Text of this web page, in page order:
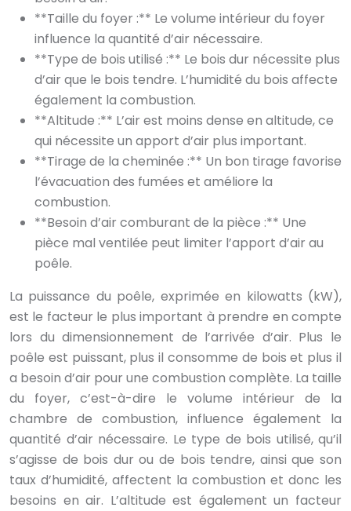
**Taille du foyer :** Le volume intérieur du foyer
influence la quantité d’air nécessaire.
**Type de bois utilisé :** Le bois dur nécessite plus
d’air que le bois tendre. L’humidité du bois affecte
également la combustion.
**Altitude :** L’air est moins dense en altitude, ce
qui nécessite un apport d’air plus important.
**Tirage de la cheminée :** Un bon tirage favorise
l’évacuation des fumées et améliore la
combustion.
**Besoin d’air comburant de la pièce :** Une
pièce mal ventilée peut limiter l’apport d’air au
poêle.
La puissance du poêle, exprimée en kilowatts (kW),
est le facteur le plus important à prendre en compte
lors du dimensionnement de l’arrivée d’air. Plus le
poêle est puissant, plus il consomme de bois et plus il
a besoin d’air pour une combustion complète. La taille
du foyer, c’est-à-dire le volume intérieur de la
chambre de combustion, influence également la
quantité d’air nécessaire. Le type de bois utilisé, qu’il
s’agisse de bois dur ou de bois tendre, ainsi que son
taux d’humidité, affectent la combustion et donc les
besoins en air. L’altitude est également un facteur